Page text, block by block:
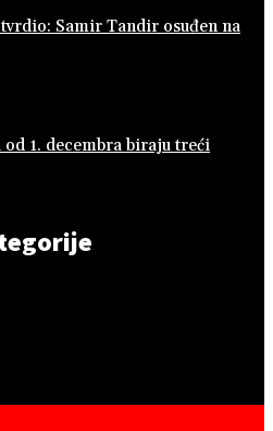
Samir Tandir osuđen na
1. decembra biraju treći